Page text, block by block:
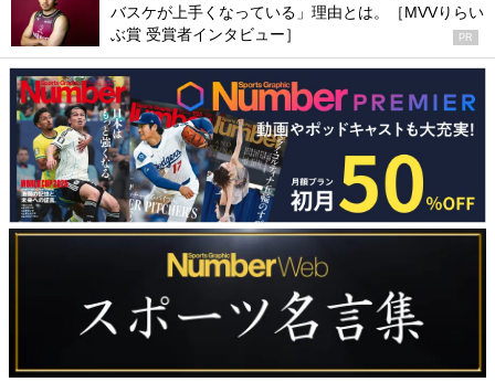
バスケが上手くなっている」理由とは。［MVVりらい
ぶ賞 受賞者インタビュー］
PR